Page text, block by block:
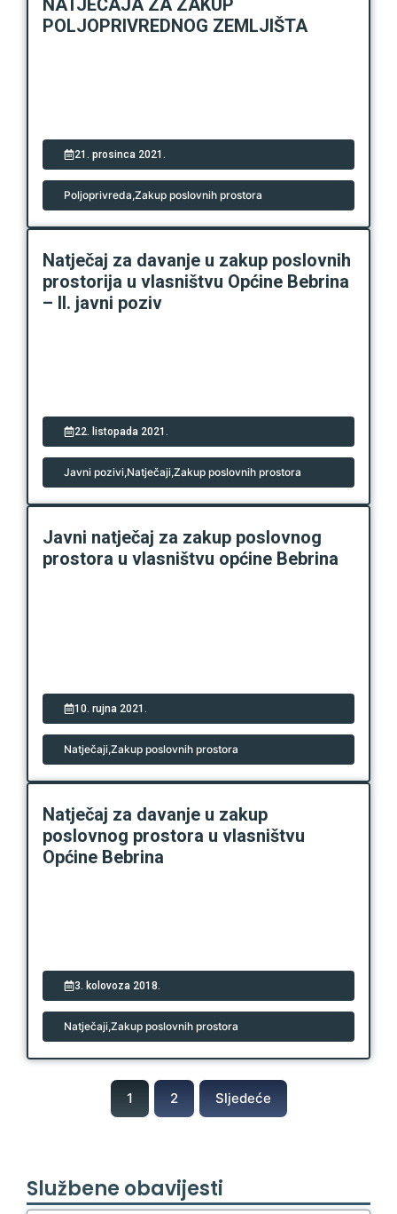
NATJEČAJA ZA ZAKUP
POLJOPRIVREDNOG ZEMLJIŠTA
21. prosinca 2021.
Poljoprivreda,Zakup poslovnih prostora
Natječaj za davanje u zakup poslovnih
prostorija u vlasništvu Općine Bebrina
– II. javni poziv
22. listopada 2021.
Javni pozivi,Natječaji,Zakup poslovnih prostora
Javni natječaj za zakup poslovnog
prostora u vlasništvu općine Bebrina
10. rujna 2021.
Natječaji,Zakup poslovnih prostora
Natječaj za davanje u zakup
poslovnog prostora u vlasništvu
Općine Bebrina
3. kolovoza 2018.
Natječaji,Zakup poslovnih prostora
1 2 Sljedeće
Službene obavijesti